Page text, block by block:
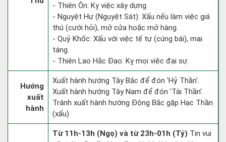
- Thiên Ôn: Kỵ việc xây dựng.
- Nguyệt Hư (Nguyệt Sát): Xấu nếu làm việc giá
thú (cưới hỏi), mở cửa hoặc mở hàng.
- Quỷ Khốc: Xấu với việc tế tự (cúng bái), mai
táng.
- Thiên Lao Hắc Đạo: Kỵ mọi việc đại sự.
Hướng
xuất
hành
Xuất hành hướng Tây Bắc để đón 'Hỷ Thần'.
Xuất hành hướng Tây Nam để đón 'Tài Thần'.
Tránh xuất hành hướng Đông Bắc gặp Hạc Thần
(xấu)
Từ 11h-13h (Ngọ) và từ 23h-01h (Tý) Tin vui